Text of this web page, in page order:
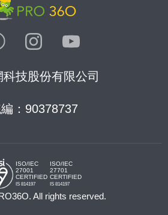
技股份有限公司
：90378737
ISO/IEC
27001
CERTIFIED
IS 814197
ISO/IEC
27701
CERTIFIED
IS 814197
All rights reserved.